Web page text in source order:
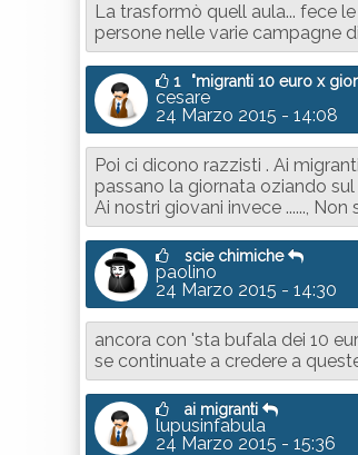
La trasformò quell aula... fece
persone nelle varie campagne
1 "migranti 10 euro x
cesare
24 Marzo 2015 - 14:08
Poi ci dicono razzisti . Ai
passano la giornata oziando
Ai nostri giovani invece ......,
scie chimiche
paolino
24 Marzo 2015 - 14:30
ancora con 'sta bufala dei 10
se continuate a credere a
ai migranti
lupusinfabula
24 Marzo 2015 - 15:36